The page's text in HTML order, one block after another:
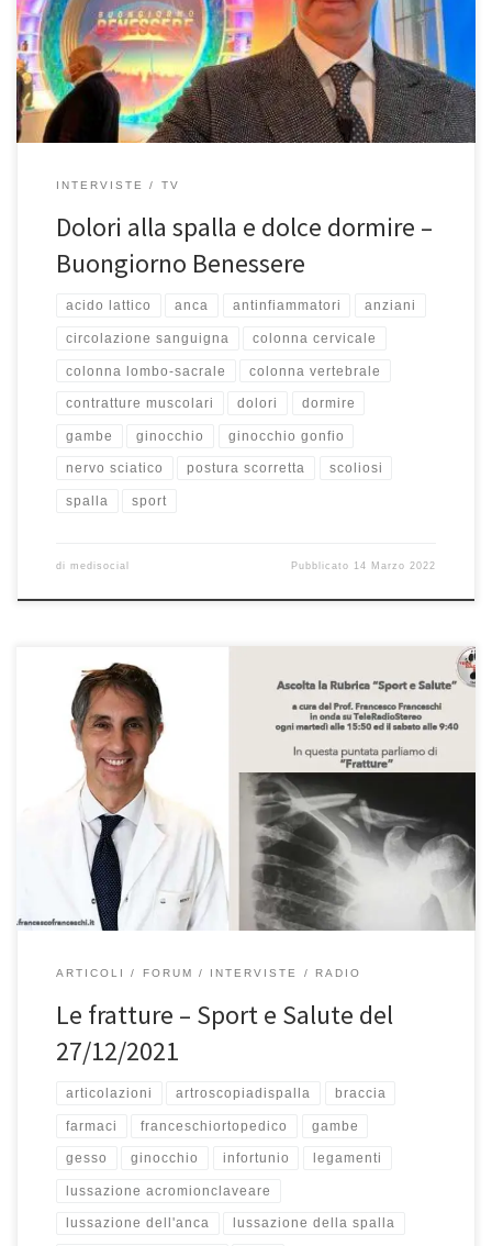
qui. Che relazione c’è tra insonnia e apparato muscolo-
scheletrico? Anche perché le tensioni ci irrigidiscono e quindi
dormiamo pure male se siamo agitati […]
INTERVISTE TV
Dolori alla spalla e dolce dormire –
Buongiorno Benessere
acido lattico anca antinfiammatori anziani
circolazione sanguigna colonna cervicale
colonna lombo-sacrale colonna vertebrale
contratture muscolari dolori dormire
gambe ginocchio ginocchio gonfio
nervo sciatico postura scorretta scoliosi
spalla sport
di medisocial Pubblicato 14 Marzo 2022
Le fratture – Prof. Francesco Franceschi chirurgo ortopedico spalla,
ginocchio e anca a Roma – Intervista “Sport e Salute” su
Teleradiostereo del 27/12/2021. Se avete perso l’intervista alla
radio, potete riascoltarla qui. È sempre un grande piacere, come
ogni martedì con il sottoscritto, ma il Professore torna anche il
sabato […]
ARTICOLI FORUM INTERVISTE RADIO
Le fratture – Sport e Salute del
27/12/2021
articolazioni artroscopiadispalla braccia
farmaci franceschiortopedico gambe
gesso ginocchio infortunio legamenti
lussazione acromionclaveare
lussazione dell'anca lussazione della spalla